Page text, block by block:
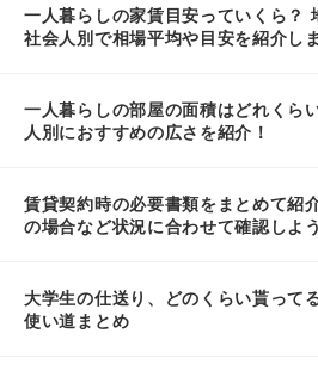
一人暮らしの家賃目安っていくら？
社会人別で相場平均や目安を紹介し
一人暮らしの部屋の面積はどれくら
人別におすすめの広さを紹介！
賃貸契約時の必要書類をまとめて紹
の場合など状況に合わせて確認しよ
大学生の仕送り、どのくらい貰って
使い道まとめ